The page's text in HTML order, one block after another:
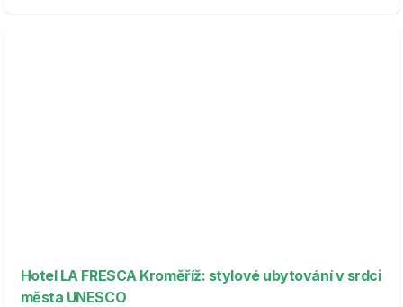
Hotel LA FRESCA Kroměříž: stylové ubytování v srdci
města UNESCO